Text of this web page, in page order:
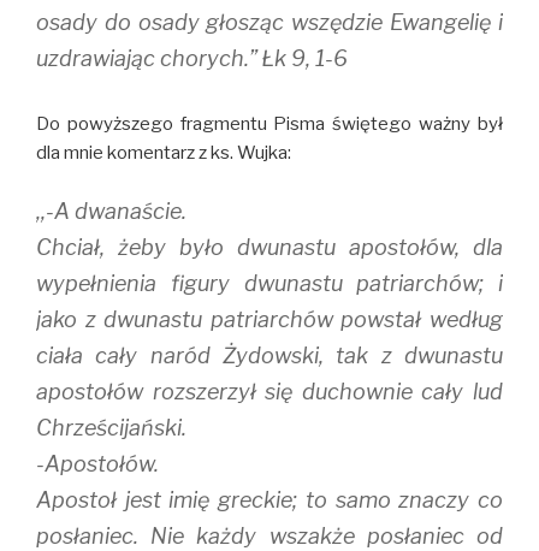
osady do osady głosząc wszędzie Ewangelię i
uzdrawiając chorych.” Łk 9, 1-6
Do powyższego fragmentu Pisma świętego ważny był
dla mnie komentarz z ks. Wujka:
,,-A dwanaście.
Chciał, żeby było dwunastu apostołów, dla
wypełnienia figury dwunastu patriarchów; i
jako z dwunastu patriarchów powstał według
ciała cały naród Żydowski, tak z dwunastu
apostołów rozszerzył się duchownie cały lud
Chrześcijański.
-Apostołów.
Apostoł jest imię greckie; to samo znaczy co
posłaniec. Nie każdy wszakże posłaniec od